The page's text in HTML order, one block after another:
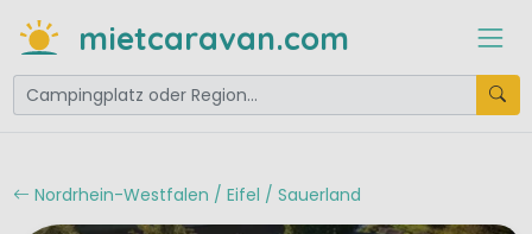
mietcaravan.com
Nordrhein-Westfalen / Eifel / Sauerland